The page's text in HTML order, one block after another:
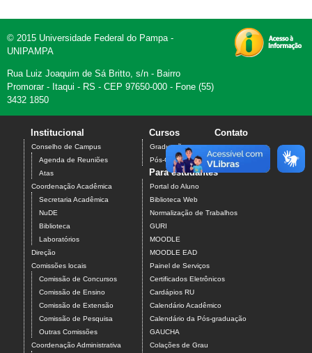
© 2015 Universidade Federal do Pampa -
UNIPAMPA
Rua Luiz Joaquim de Sá Britto, s/n - Bairro
Promorar - Itaqui - RS - CEP 97650-000 - Fone (55)
3432 1850
Institucional
Conselho de Campus
Agenda de Reuniões
Atas
Coordenação Acadêmica
Secretaria Acadêmica
NuDE
Biblioteca
Laboratórios
Direção
Comissões locais
Comissão de Concursos
Comissão de Ensino
Comissão de Extensão
Comissão de Pesquisa
Outras Comissões
Coordenação Administrativa
Cursos
Graduação
Pós-Graduação
Contato
Para estudantes
Portal do Aluno
Biblioteca Web
Normalização de Trabalhos
GURI
MOODLE
MOODLE EAD
Painel de Serviços
Certificados Eletrônicos
Cardápios RU
Calendário Acadêmico
Calendário da Pós-graduação
GAUCHA
Colações de Grau